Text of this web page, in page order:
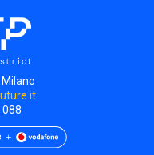
088